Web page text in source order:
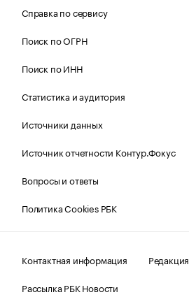
Справка по сервису
Поиск по ОГРН
Поиск по ИНН
Статистика и аудитория
Источники данных
Источник отчетности Контур.Фокус
Вопросы и ответы
Политика Cookies РБК
Контактная информация
Редакция
Рассылка РБК Новости